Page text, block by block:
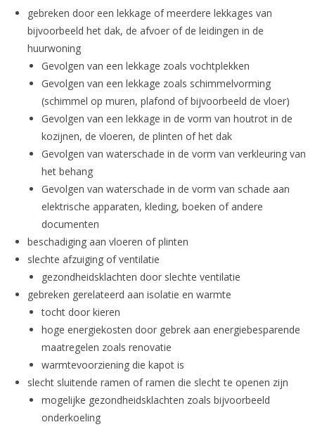
gebreken door een lekkage of meerdere lekkages van
bijvoorbeeld het dak, de afvoer of de leidingen in de
huurwoning
Gevolgen van een lekkage zoals vochtplekken
Gevolgen van een lekkage zoals schimmelvorming
(schimmel op muren, plafond of bijvoorbeeld de vloer)
Gevolgen van een lekkage in de vorm van houtrot in de
kozijnen, de vloeren, de plinten of het dak
Gevolgen van waterschade in de vorm van verkleuring van
het behang
Gevolgen van waterschade in de vorm van schade aan
elektrische apparaten, kleding, boeken of andere
documenten
beschadiging aan vloeren of plinten
slechte afzuiging of ventilatie
gezondheidsklachten door slechte ventilatie
gebreken gerelateerd aan isolatie en warmte
tocht door kieren
hoge energiekosten door gebrek aan energiebesparende
maatregelen zoals renovatie
warmtevoorziening die kapot is
slecht sluitende ramen of ramen die slecht te openen zijn
mogelijke gezondheidsklachten zoals bijvoorbeeld
onderkoeling